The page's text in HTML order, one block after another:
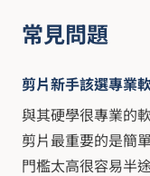
常見問題
剪片新手該選專業
與其硬學很專業的
剪片最重要的是簡
門檻太高很容易半